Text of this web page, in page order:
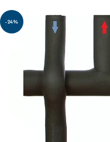
-24%